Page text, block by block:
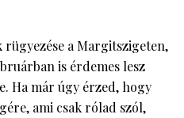
rügyezése a Margitszigeten,
is érdemes lesz
Ha már úgy érzed, hogy
ami csak rólad szól,